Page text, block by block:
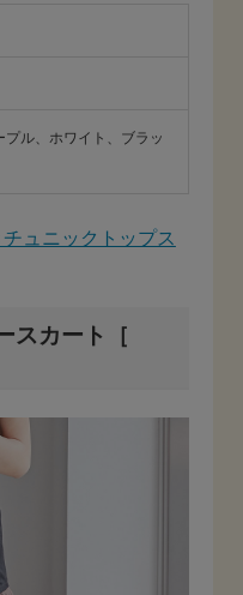
プル、ホワイト、ブラッ
ュニックトップス
スカート［